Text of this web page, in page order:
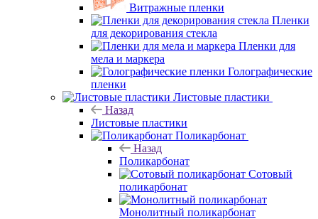
Витражные пленки
Пленки
для декорирования стекла
Пленки для
мела и маркера
Голографические
пленки
Листовые пластики
Назад
Листовые пластики
Поликарбонат
Назад
Поликарбонат
Сотовый
поликарбонат
Монолитный поликарбонат